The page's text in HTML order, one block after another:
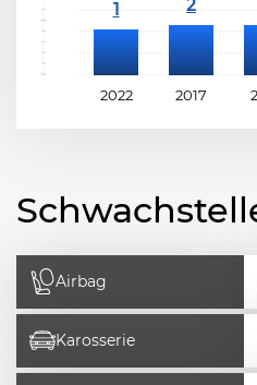
2022 2017
Airbag
Karosserie